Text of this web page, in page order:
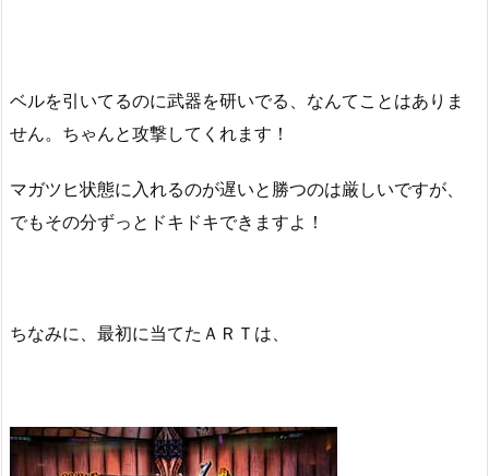
ベルを引いてるのに武器を研いでる、なんてことはありま
せん。ちゃんと攻撃してくれます！
マガツヒ状態に入れるのが遅いと勝つのは厳しいですが、
でもその分ずっとドキドキできますよ！
ちなみに、最初に当てたＡＲＴは、